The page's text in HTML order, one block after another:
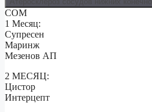
СОМ
1 Месяц:
Супресен
Маринж
Мезенов АП
2 МЕСЯЦ:
Цистор
Интерцепт